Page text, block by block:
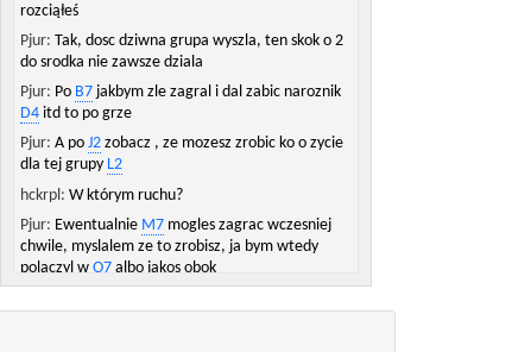
rozciąłeś
Pjur: Tak, dosc dziwna grupa wyszla, ten skok o 2
do srodka nie zawsze dziala
Pjur: Po B7 jakbym zle zagral i dal zabic naroznik
D4 itd to po grze
Pjur: A poJ2 zobacz , ze mozesz zrobic ko o zycie
dla tej grupy L2
hckrpl: W którym ruchu?
Pjur: Ewentualnie M7 mogles zagrac wczesniej
chwile, myslalem ze to zrobisz, ja bym wtedy
polaczyl wO7 albo jakos obok